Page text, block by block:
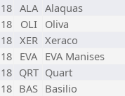
ALA Alaquas
OLI
Oliva
XER Xeraco
EVA EVA Manises
QRT Quart
BAS Basilio